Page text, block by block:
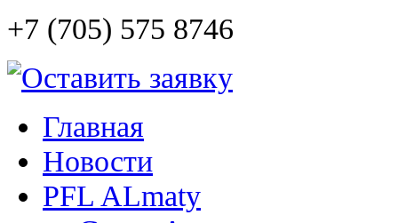
+7 (705) 575 8746
Главная
Новости
PFL ALmaty